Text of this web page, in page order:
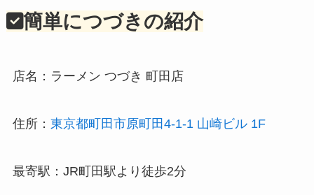
簡単につづきの紹介
店名：ラーメン つづき 町田店
住所： 東京都町田市原町田4-1-1 山崎ビル 1F
最寄駅：JR町田駅より徒歩2分